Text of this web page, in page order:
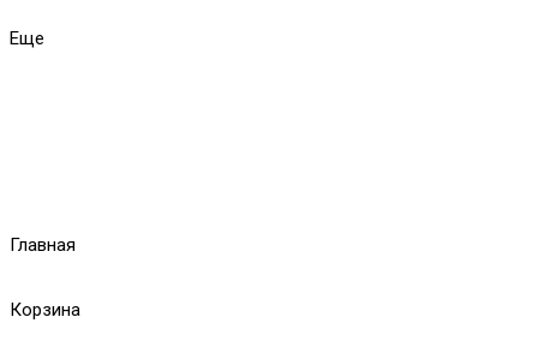
Еще
Главная
Корзина